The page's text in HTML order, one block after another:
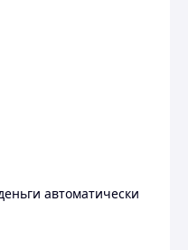
автоматически